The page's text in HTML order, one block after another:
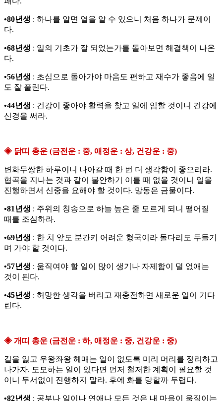
•80년생 : 하나를 알면 열을 알 수 있으니 처음 하나가 문제이
다.
•68년생 : 일의 기초가 잘 되었는가를 돌아보면 해결책이 나온
다.
•56년생 : 초심으로 돌아가야 마음도 편하고 재수가 좋음에 일
도 잘 풀린다.
•44년생 : 건강이 좋아야 활력을 찾고 일에 임할 것이니 건강에
신경을 써라.
◈ 닭띠 총운 (금전운 : 중, 애정운 : 상, 건강운 : 중)
변화무쌍한 하루이니 나아갈 때 한 번 더 생각함이 좋으리라.
협곡을 지나는 것과 같이 불안하기 이를 때 없을 것이니 일을
진행하면서 신중을 요해야 할 것이다. 망동은 금물이다.
•81년생 : 주위의 칭송으로 하늘 높은 줄 모르게 되니 떨어질
때를 조심하라.
•69년생 : 한 치 앞도 분간키 어려운 형국이라 돌다리도 두들기
며 가야 할 것이다.
•57년생 : 움직여야 할 일이 많이 생기나 자제함이 덜 없애는
것이 된다.
•45년생 : 허망한 생각을 버리고 재충전하면 새로운 일이 기다
린다.
◈ 개띠 총운 (금전운 : 하, 애정운 : 중, 건강운 : 중)
길을 잃고 우왕좌왕 헤매는 일이 없도록 미리 머리를 정리하고
나가자. 도모하는 일이 있다면 먼저 철저한 계획이 필요할 것
이니 두서없이 진행하지 말라. 후에 화를 당할까 두렵다.
•82년생 : 공부나 일이나 연애나 모든 것은 내 마음이 움직이는